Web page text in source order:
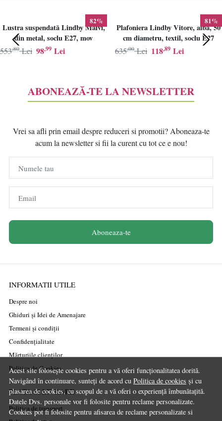
Acest site folosește cookies pentru a vă oferi funcționalitatea dorită.
Navigând în continuare, sunteți de acord cu Politica de cookies și cu
plasarea de cookies, cu scopul de a vă oferi o experiență îmbunătațită.
Datele Dvs. personale vor fi folosite pentru reclame personalizate.
Cookies pot fi folosite pentru afisarea de reclame personalizate si
82%
Lustra suspendată Lindby Maivi,
din metal, soclu E27, mov
98,99 Lei
553,80 Lei
81%
Plafoniera Lindby Vitore, alba, 50
cm diametru, textil, soclu E27
118,89 Lei
635,00 Lei
ABONEAZĂ-TE LA NEWSLETTER
Vrei sa afli prin email despre reduceri si promotii? Aboneaza-te
acum la newsletter si fii la curent cu tot ce e nou!
Numele tau
Email
Aboneaza-te
INFORMATII UTILE
Despre noi
Ghiduri și Idei de Amenajare
Termeni și condiții
Confidențialitate
Mărturiile clienților
Politica de Cookies
PLATA SI LIVRARE
Politica de transport